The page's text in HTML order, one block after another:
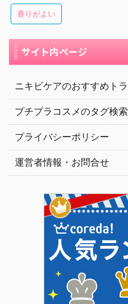
香りがよい
サイト内ページ
ニキビケアのおすすめト
プチプラコスメのタグ検
プライバシーポリシー
運営者情報・お問合せ